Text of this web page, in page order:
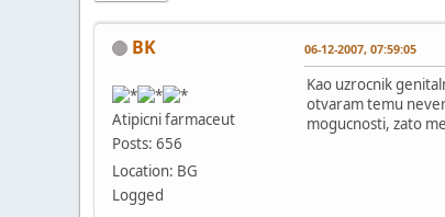
BK
Atipicni farmaceut
Posts: 656
Location: BG
Logged
06-12-2007, 07:59:05
Kao uzrocnik
otvaram temu
mogucnosti, zato